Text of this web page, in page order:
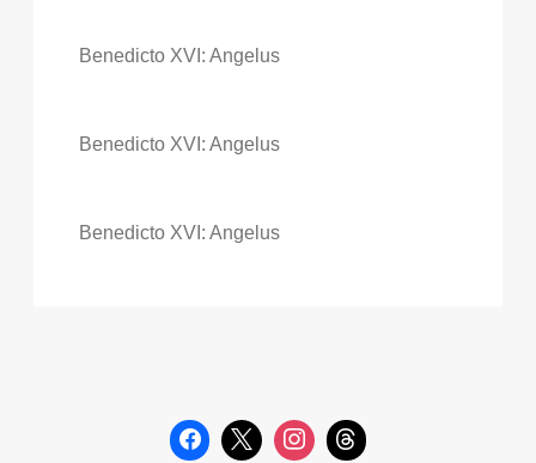
Benedicto XVI: Angelus
Benedicto XVI: Angelus
Benedicto XVI: Angelus